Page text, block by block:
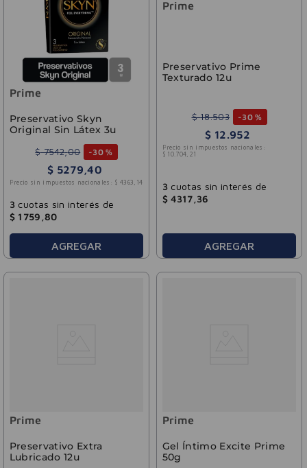
Prime
Preservativo Skyn
Original Sin Látex 3u
$ 7542,00 -30 %
$ 5279,40
Precio sin impuestos nacionales: $ 4363 14
3 cuotas sin interés de
$ 1759 ,80
AGREGAR
Prime
Preservativo Prime
Texturado 12u
$ 18.503 -30 %
$ 12.952
Precio sin impuestos nacionales:
$ 10 704 21
3 cuotas sin interés de
$ 4317 36
AGREGAR
Prime
Preservativo Extra
Lubricado 12u
Prime
Gel Íntimo Excite Prime
50g